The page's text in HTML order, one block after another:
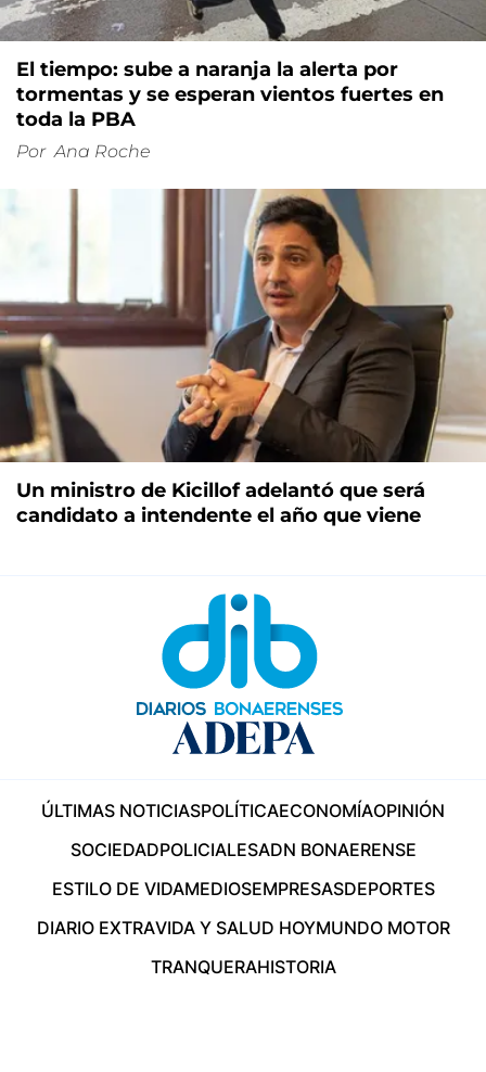
El tiempo: sube a naranja la alerta por
tormentas y se esperan vientos fuertes en
toda la PBA
Por Ana Roche
Un ministro de Kicillof adelantó que será
candidato a intendente el año que viene
ÚLTIMAS NOTICIASPOLÍTICAECONOMÍAOPINIÓN
SOCIEDADPOLICIALESADN BONAERENSE
ESTILO DE VIDAMEDIOSEMPRESASDEPORTES
DIARIO EXTRAVIDA Y SALUD HOYMUNDO MOTOR
TRANQUERAHISTORIA